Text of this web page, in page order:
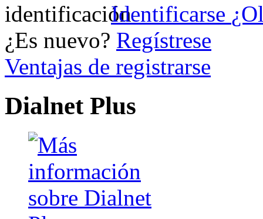
Identificarse
¿Es nuevo? Regístrese
Ventajas de registrarse
Dialnet Plus